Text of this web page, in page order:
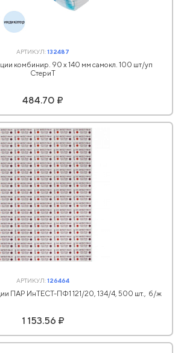
АРТИКУЛ:132487
комбинир. 90 x 140 мм самокл. 100 шт/уп
СтериТ
484.70 ₽
АРТИКУЛ:126464
ПАР ИнТЕСТ-ПФ1 121/20, 134/4, 500 шт., б/ж
1 153.56 ₽